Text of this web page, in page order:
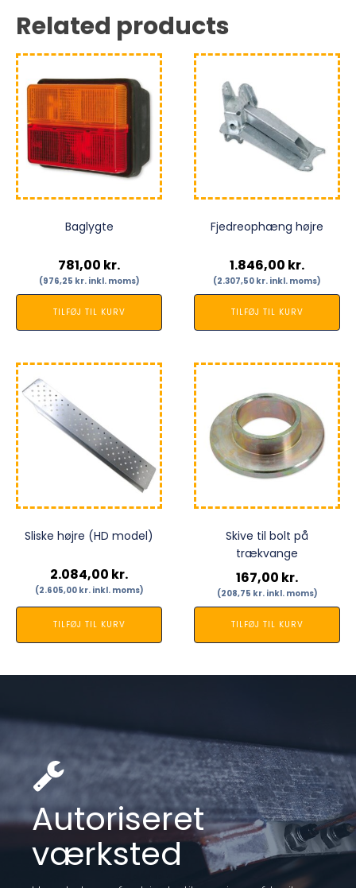
Related products
Baglygte
781,00 kr.
(976,25 kr.inkl. moms)
TILFØJ TIL KURV
Fjedreophæng højre
1.846,00 kr.
(2.307,50 kr. inkl. moms)
TILFØJ TIL KURV
Sliske højre (HD model)
2.084,00 kr.
(2.605,00 kr.inkl. moms)
TILFØJ TIL KURV
Skive til bolt på
trækvange
167,00 kr.
(208,75 kr.inkl. moms)
TILFØJ TIL KURV
Autoriseret
værksted